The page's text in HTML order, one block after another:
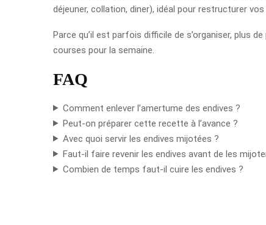
déjeuner, collation, diner), idéal pour restructurer vos
Parce qu’il est parfois difficile de s’organiser, plus
courses pour la semaine.
FAQ
Comment enlever l’amertume des endives ?
Peut-on préparer cette recette à l’avance ?
Avec quoi servir les endives mijotées ?
Faut-il faire revenir les endives avant de les
Combien de temps faut-il cuire les endives ?